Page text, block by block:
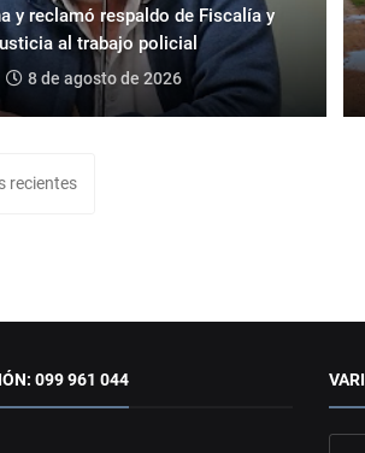
y reclamó respaldo de Fiscalía y
al trabajo policial
8 de agosto de 2026
recientes
099 961 044